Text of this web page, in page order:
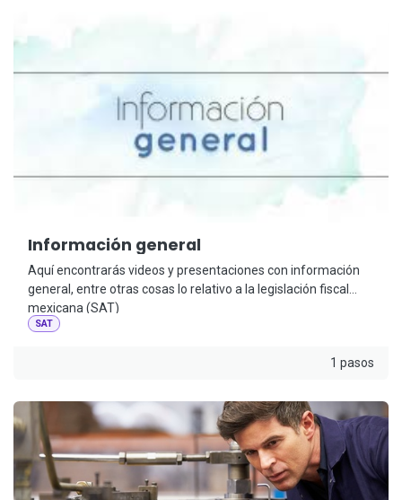
Información general
Aquí encontrarás videos y presentaciones con información
general, entre otras cosas lo relativo a la legislación fiscal
mexicana (SAT)
SAT
1 pasos